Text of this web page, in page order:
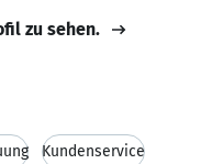
zu sehen.
Kundenservice